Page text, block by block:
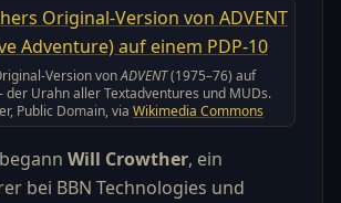
Version vonADVENT(1975–76) auf
der Urahn aller Textadventures und MUDs.
Public Domain, via Wikimedia Commons
Will Crowther, ein
bei BBN Technologies und